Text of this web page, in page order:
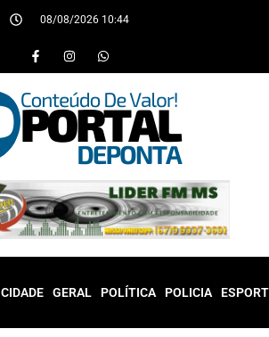
08/08/2026 10:44
CIDADE GERAL POLÍTICA POLICIA